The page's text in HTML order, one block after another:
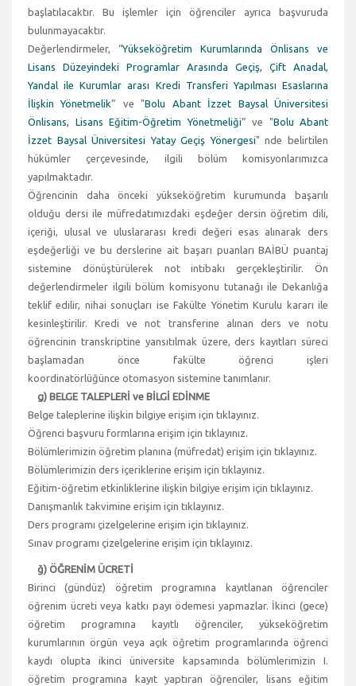
başlatılacaktır. Bu işlemler için öğrenciler ayrıca başvuruda
bulunmayacaktır.
Değerlendirmeler, “Yükseköğretim Kurumlarında Önlisans ve
Lisans Düzeyindeki Programlar Arasında Geçiş, Çift Anadal,
Yandal ile Kurumlar arası Kredi Transferi Yapılması Esaslarına
İlişkin Yönetmelik” ve "Bolu Abant İzzet Baysal Üniversitesi
Önlisans, Lisans Eğitim-Öğretim Yönetmeliği” ve "Bolu Abant
İzzet Baysal Üniversitesi Yatay Geçiş Yönergesi" nde belirtilen
hükümler çerçevesinde, ilgili bölüm komisyonlarımızca
yapılmaktadır.
Öğrencinin daha önceki yükseköğretim kurumunda başarılı
olduğu dersi ile müfredatımızdaki eşdeğer dersin öğretim dili,
içeriği, ulusal ve uluslararası kredi değeri esas alınarak ders
eşdeğerliği ve bu derslerine ait başarı puanları BAİBÜ puantaj
sistemine dönüştürülerek not intibakı gerçekleştirilir. Ön
değerlendirmeler ilgili bölüm komisyonu tutanağı ile Dekanlığa
teklif edilir, nihai sonuçları ise Fakülte Yönetim Kurulu kararı ile
kesinleştirilir. Kredi ve not transferine alınan ders ve notu
öğrencinin transkriptine yansıtılmak üzere, ders kayıtları süreci
başlamadan önce fakülte öğrenci işleri
koordinatörlüğünce otomasyon sistemine tanımlanır.
g) BELGE TALEPLERİ ve BİLGİ EDİNME
Belge taleplerine ilişkin bilgiye erişim için tıklayınız.
Öğrenci başvuru formlarına erişim için tıklayınız.
Bölümlerimizin öğretim planına (müfredat) erişim için tıklayınız.
Bölümlerimizin ders içeriklerine erişim için tıklayınız.
Eğitim-öğretim etkinliklerine ilişkin bilgiye erişim için tıklayınız.
Danışmanlık takvimine erişim için tıklayınız.
Ders programı çizelgelerine erişim için tıklayınız.
Sınav programı çizelgelerine erişim için tıklayınız.
ğ) ÖĞRENİM ÜCRETİ
Birinci (gündüz) öğretim programına kayıtlanan öğrenciler
öğrenim ücreti veya katkı payı ödemesi yapmazlar. İkinci (gece)
öğretim programına kayıtlı öğrenciler, yükseköğretim
kurumlarının örgün veya açık öğretim programlarında öğrenci
kaydı olupta ikinci üniversite kapsamında bölümlerimizin I.
öğretim programına kayıt yaptıran öğrenciler, lisans eğitim